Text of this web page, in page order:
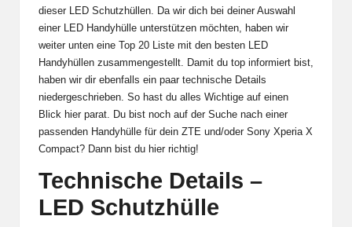
dieser LED Schutzhüllen. Da wir dich bei deiner Auswahl
einer LED Handyhülle unterstützen möchten, haben wir
weiter unten eine Top 20 Liste mit den besten LED
Handyhüllen zusammengestellt. Damit du top informiert bist,
haben wir dir ebenfalls ein paar technische Details
niedergeschrieben. So hast du alles Wichtige auf einen
Blick hier parat. Du bist noch auf der Suche nach einer
passenden Handyhülle für dein ZTE und/oder Sony Xperia X
Compact? Dann bist du hier richtig!
Technische Details –
LED Schutzhülle